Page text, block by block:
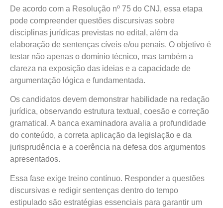
De acordo com a Resolução nº 75 do CNJ, essa etapa
pode compreender questões discursivas sobre
disciplinas jurídicas previstas no edital, além da
elaboração de sentenças cíveis e/ou penais. O objetivo é
testar não apenas o domínio técnico, mas também a
clareza na exposição das ideias e a capacidade de
argumentação lógica e fundamentada.
Os candidatos devem demonstrar habilidade na redação
jurídica, observando estrutura textual, coesão e correção
gramatical. A banca examinadora avalia a profundidade
do conteúdo, a correta aplicação da legislação e da
jurisprudência e a coerência na defesa dos argumentos
apresentados.
Essa fase exige treino contínuo. Responder a questões
discursivas e redigir sentenças dentro do tempo
estipulado são estratégias essenciais para garantir um